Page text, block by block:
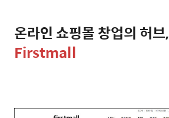
온라인 쇼핑몰 창업의 허브,
Firstmall